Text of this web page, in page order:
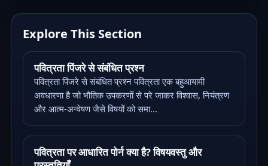
Explore This Section
पवित्रता पिंजरे से संबंधित प्रश्न
पवित्रता पिंजरे से संबंधित प्रश्न पवित्रता एक बहुआयामी
अवधारणा है जो भौतिक उपकरणों से परे जाकर विश्वास, नियंत्रण
और आत्म-अन्वेषण जैसे विषयों को समा...
पवित्रता पर आधारित पोर्न क्या है? विषयवस्तु और